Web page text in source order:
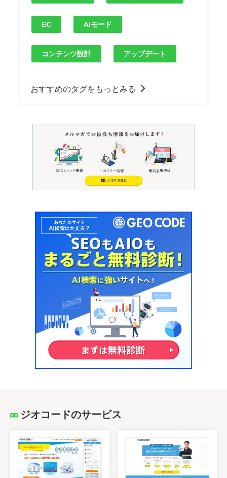
EC AIモード
コンテンツ設計 アップデート
おすすめのタグをもっとみる
ジオコードのサービス